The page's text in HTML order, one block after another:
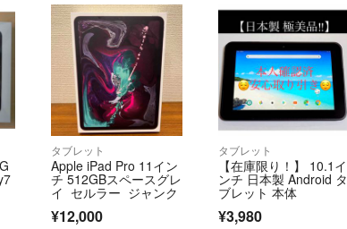
タブレット
Apple iPad Pro 11イン
チ 512GBスペースグレ
イ セルラー ジャンク
¥12,000
タブレット
【在庫限り！】 10.1イ
ンチ 日本製 Android タ
ブレット 本体
¥3,980